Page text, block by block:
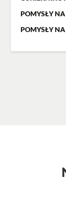
POMYSŁY NA
POMYSŁY NA